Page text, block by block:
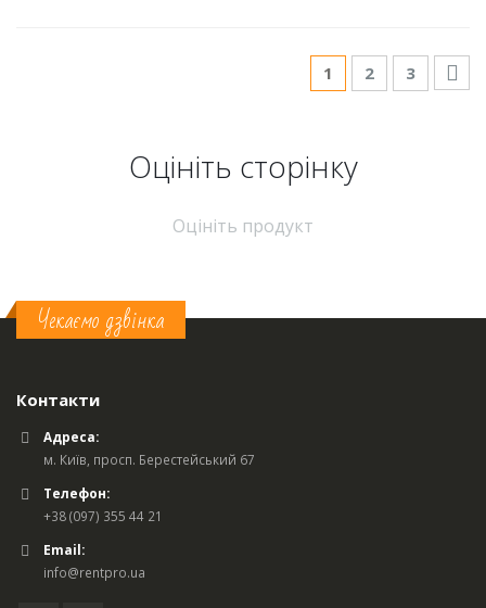
1 2 3
Оцініть cторінку
Оцініть продукт
Чекаємо дзвінка
Контакти
Адреса:
м. Київ, просп. Берестейський 67
Телефон:
+38 (097) 355 44 21
Email:
info@rentpro.ua